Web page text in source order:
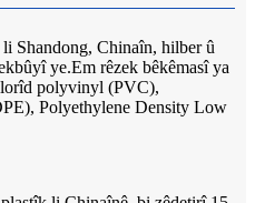
Shandong, Chinaîn, hilber û
ye.Em rêzek bêkêmasî ya
polyvinyl (PVC),
Polyethylene Density Low